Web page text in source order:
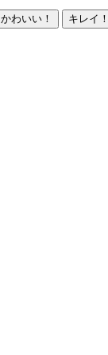
かわいい！ キレイ！